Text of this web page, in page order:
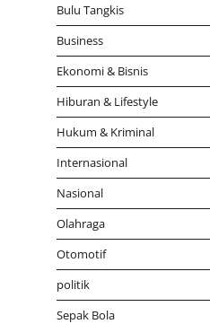
Bulu Tangkis
Business
Ekonomi & Bisnis
Hiburan & Lifestyle
Hukum & Kriminal
Internasional
Nasional
Olahraga
Otomotif
politik
Sepak Bola